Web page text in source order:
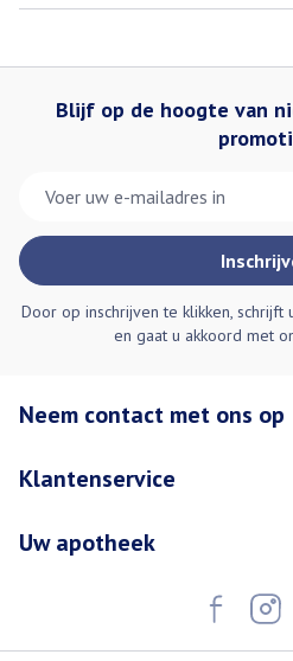
Blijf op de hoogte van
Door op inschrijven te klikken,
en gaat u akkoord met
Neem contact met ons op
Klantenservice
Uw apotheek